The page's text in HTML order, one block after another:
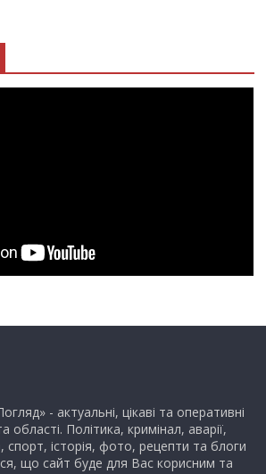
- актуальні, цікаві та оперативні
Політика, кримінал, аварії,
спорт, історія, фото, рецепти та блоги
що сайт буде для Вас корисним та